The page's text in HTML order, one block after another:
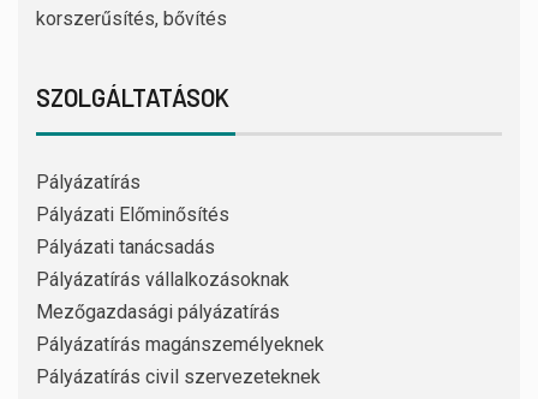
korszerűsítés, bővítés
SZOLGÁLTATÁSOK
Pályázatírás
Pályázati Előminősítés
Pályázati tanácsadás
Pályázatírás vállalkozásoknak
Mezőgazdasági pályázatírás
Pályázatírás magánszemélyeknek
Pályázatírás civil szervezeteknek